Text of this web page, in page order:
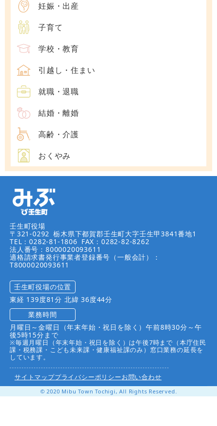
妊娠・出産
子育て
学校・教育
引越し・住まい
就職・退職
結婚・離婚
高齢・介護
おくやみ
壬生町役場
〒321-0292 栃木県下都賀郡壬生町大字壬生甲3841番地1
TEL：0282-81-1806 FAX：0282-82-8262
法人番号：8000020093611
適格請求書発行事業者登録番号（一般会計）：
T8000020093611
壬生町役場の位置
東経 139度81分 北緯 36度44分
業務時間
月曜日～金曜日（年末年始・祝日を除く）午前8時30分～午
後5時15分まで
※毎週月曜日（年末年始・祝日を除く）は午後7時まで（本庁住民
課・税務課・こども未来課・健康福祉課のみ）窓口業務の延長を
しています。
サイトマッププライバシーポリシーお問い合わせ
© 2020 Mibu Town Tochigi, All Rights Reserved.